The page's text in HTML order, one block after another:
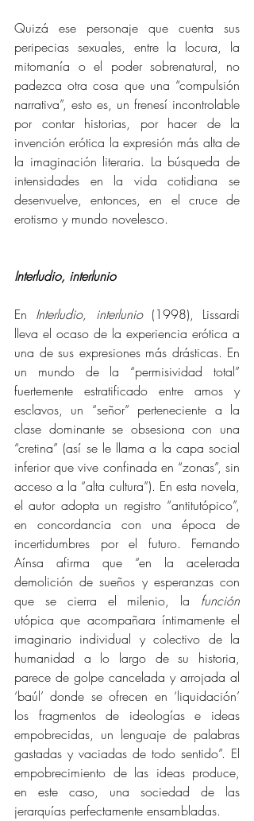
Quizá ese personaje que cuenta sus
peripecias sexuales, entre la locura, la
mitomanía o el poder sobrenatural, no
padezca otra cosa que una “compulsión
narrativa”, esto es, un frenesí incontrolable
por contar historias, por hacer de la
invención erótica la expresión más alta de
la imaginación literaria. La búsqueda de
intensidades en la vida cotidiana se
desenvuelve, entonces, en el cruce de
erotismo y mundo novelesco.
Interludio, interlunio
En Interludio, interlunio (1998), Lissardi
lleva el ocaso de la experiencia erótica a
una de sus expresiones más drásticas. En
un mundo de la “permisividad total”
fuertemente estratificado entre amos y
esclavos, un “señor” perteneciente a la
clase dominante se obsesiona con una
“cretina” (así se le llama a la capa social
inferior que vive confinada en “zonas”, sin
acceso a la “alta cultura”). En esta novela,
el autor adopta un registro “antitutópico”,
en concordancia con una época de
incertidumbres por el futuro. Fernando
Aínsa afirma que “en la acelerada
demolición de sueños y esperanzas con
que se cierra el milenio, la función
utópica que acompañara íntimamente el
imaginario individual y colectivo de la
humanidad a lo largo de su historia,
parece de golpe cancelada y arrojada al
‘baúl’ donde se ofrecen en ‘liquidación’
los fragmentos de ideologías e ideas
empobrecidas, un lenguaje de palabras
gastadas y vaciadas de todo sentido”. El
empobrecimiento de las ideas produce,
en este caso, una sociedad de las
jerarquías perfectamente ensambladas.